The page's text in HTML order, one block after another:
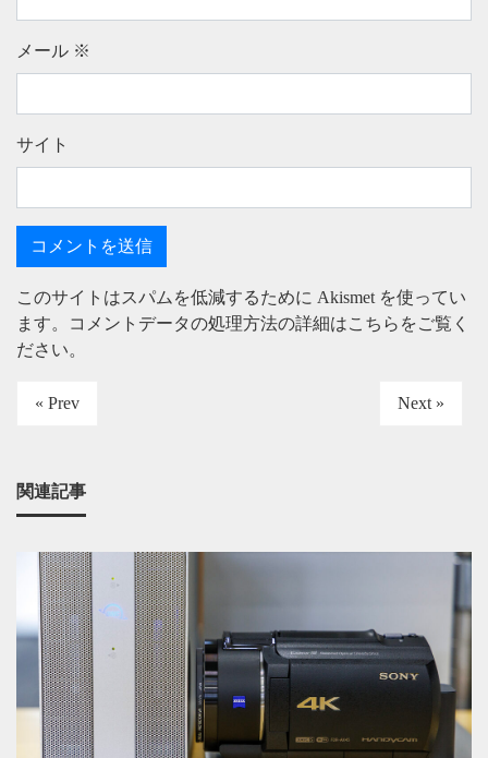
メール ※
サイト
このサイトはスパムを低減するために Akismet を使ってい
ます。
コメントデータの処理方法の詳細はこちらをご覧く
ださい。
« Prev Next »
関連記事